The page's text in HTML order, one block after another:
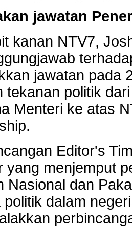
jawatan
kanan NTV7,
jawatan pada
tekanan politik
Menteri ke atas
Editor's
yang menjemput
Nasional dan
politik dalam